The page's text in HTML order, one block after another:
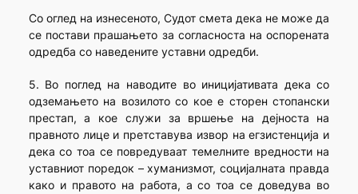
Со оглед на изнесеното, Судот смета дека не може да
се постави прашањето за согласноста на оспорената
одредба со наведените уставни одредби.
5. Во поглед на наводите во иницијативата дека со
одземањето на возилото со кое е сторен стопански
престап, а кое служи за вршење на дејноста на
правното лице и претставува извор на егзистенција и
дека со тоа се повредуваат темелните вредности на
уставниот поредок – хуманизмот, социјалната правда
како и правото на работа, а со тоа се доведува во